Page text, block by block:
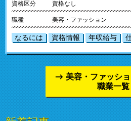
資格区分 資格なし
職種 美容・ファッション
なるには 資格情報 年収給与
美容・ファッシ
職業一覧